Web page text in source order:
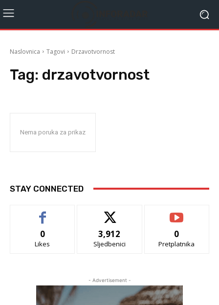
Naslovnica Tagovi Drzavotvornost
Tag: drzavotvornost
Nema poruka za prikaz
STAY CONNECTED
0
Likes
3,912
Sljedbenici
0
Pretplatnika
- Advertisement -